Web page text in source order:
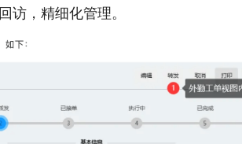
访，精细化管理。